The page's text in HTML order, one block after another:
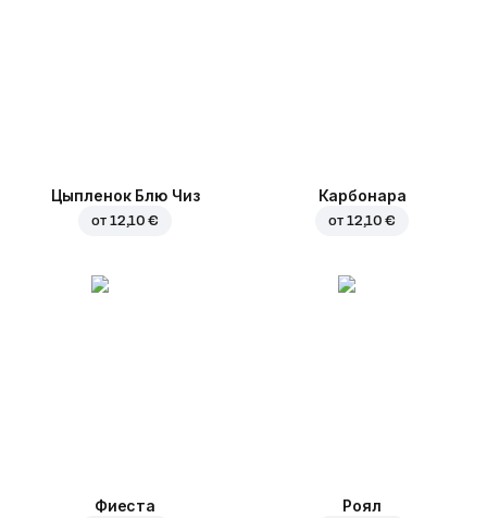
Цыпленок Блю Чиз
от 12,10 €
Карбонара
от 12,10 €
Фиеста Роял